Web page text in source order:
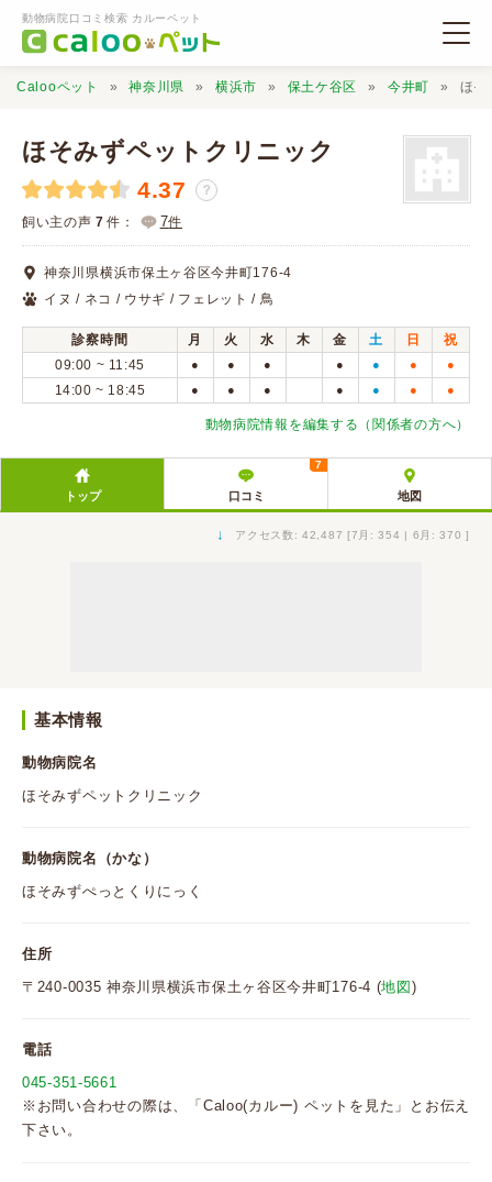
動物病院口コミ検索 カルーペット
動物病院検索
口コミ検索
Calooペットとは？
Calooペット 神奈川県 横浜市 保土ケ谷区 今井町 ほそ
ほそみずペットクリニック
4.37 ？
飼い主の声 7 件： 7件
神奈川県横浜市保土ヶ谷区今井町176-4
イヌ / ネコ / ウサギ / フェレット / 鳥
診察時間 月 火 水 木 金 土 日
祝
09:00 ~ 11:45
● ● ● ● ● ● ●
14:00 ~ 18:45 ● ● ● ● ● ● ●
動物病院情報を編集する（関係者の方へ）
トップ 口コミ
7
地図
↓ アクセス数: 42,487 [7月: 354 | 6月: 370 ]
基本情報
動物病院名
ほそみずペットクリニック
動物病院名（かな）
ほそみずぺっとくりにっく
住所
〒240-0035 神奈川県横浜市保土ヶ谷区今井町176-4 (地図 )
電話
045-351-5661
※お問い合わせの際は、「Caloo(カルー) ペットを見た」とお伝え
下さい。